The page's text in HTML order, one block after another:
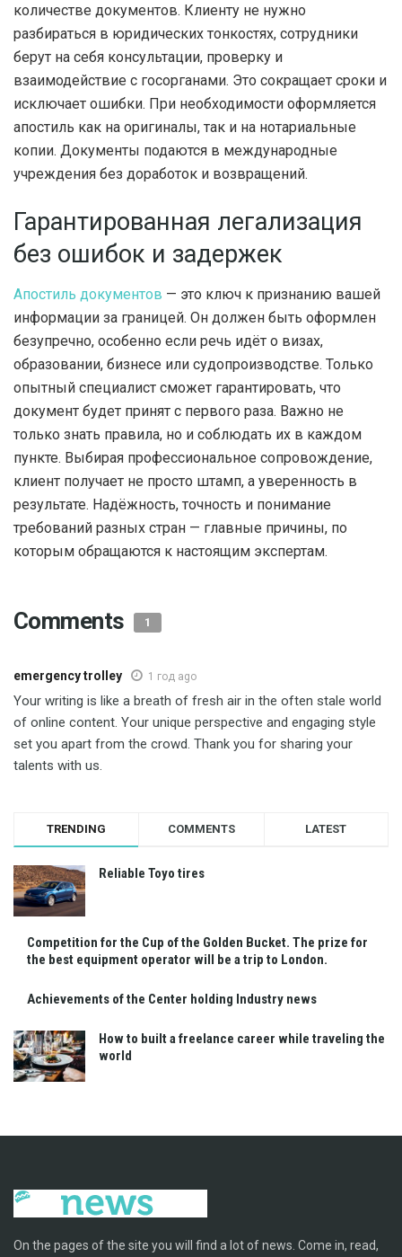
количестве документов. Клиенту не нужно
разбираться в юридических тонкостях, сотрудники
берут на себя консультации, проверку и
взаимодействие с госорганами. Это сокращает сроки и
исключает ошибки. При необходимости оформляется
апостиль как на оригиналы, так и на нотариальные
копии. Документы подаются в международные
учреждения без доработок и возвращений.
Гарантированная легализация
без ошибок и задержек
Апостиль документов — это ключ к признанию вашей
информации за границей. Он должен быть оформлен
безупречно, особенно если речь идёт о визах,
образовании, бизнесе или судопроизводстве. Только
опытный специалист сможет гарантировать, что
документ будет принят с первого раза. Важно не
только знать правила, но и соблюдать их в каждом
пункте. Выбирая профессиональное сопровождение,
клиент получает не просто штамп, а уверенность в
результате. Надёжность, точность и понимание
требований разных стран — главные причины, по
которым обращаются к настоящим экспертам.
Comments 1
emergency trolley 1 год ago
Your writing is like a breath of fresh air in the often stale world
of online content. Your unique perspective and engaging style
set you apart from the crowd. Thank you for sharing your
talents with us.
TRENDING COMMENTS LATEST
Reliable Toyo tires
Competition for the Cup of the Golden Bucket. The prize for
the best equipment operator will be a trip to London.
Achievements of the Center holding Industry news
How to built a freelance career while traveling the
world
On the pages of the site you will find a lot of news. Come in, read,